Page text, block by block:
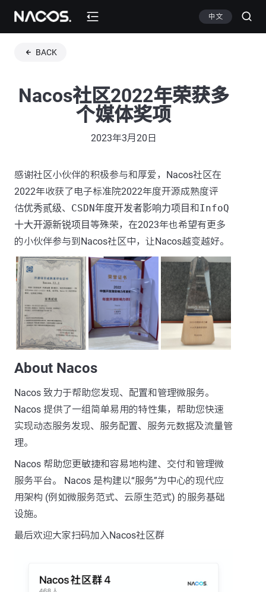
中文
BACK
Nacos社区2022年荣获多
个媒体奖项
2023年3月20日
感谢社区小伙伴的积极参与和厚爱，Nacos社区在
2022年收获了电子标准院2022年度开源成熟度评
估优秀贰级、 CSDN年度开发者影响力项目和InfoQ
十大开源新锐项目等殊荣，在2023年也希望有更多
的小伙伴参与到Nacos社区中，让Nacos越变越好。
About Nacos
Nacos 致力于帮助您发现、配置和管理微服务。
Nacos 提供了一组简单易用的特性集，帮助您快速
实现动态服务发现、服务配置、服务元数据及流量管
理。
Nacos 帮助您更敏捷和容易地构建、交付和管理微
服务平台。 Nacos 是构建以“服务”为中心的现代应
用架构 (例如微服务范式、云原生范式) 的服务基础
设施。
最后欢迎大家扫码加入Nacos社区群